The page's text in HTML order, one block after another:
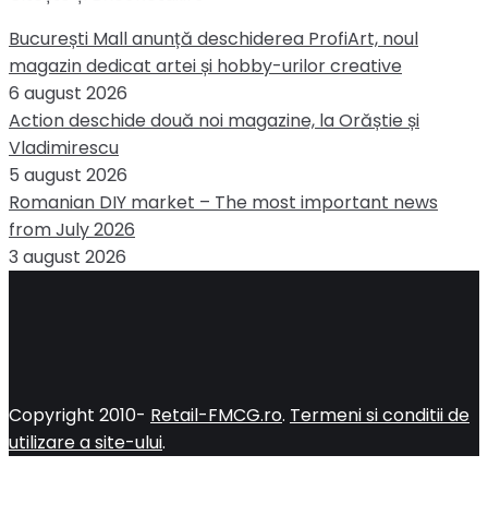
București Mall anunță deschiderea ProfiArt, noul
magazin dedicat artei și hobby-urilor creative
6 august 2026
Action deschide două noi magazine, la Orăștie și
Vladimirescu
5 august 2026
Romanian DIY market – The most important news
from July 2026
3 august 2026
Copyright 2010- Retail-FMCG.ro. Termeni si conditii de
utilizare a site-ului.